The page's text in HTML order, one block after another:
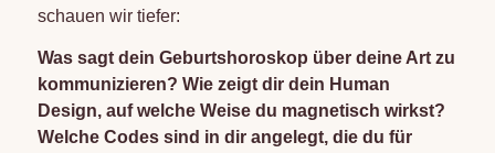
schauen wir tiefer:
Was sagt dein Geburtshoroskop über deine Art zu
kommunizieren? Wie zeigt dir dein Human
Design, auf welche Weise du magnetisch wirkst?
Welche Codes sind in dir angelegt, die du für